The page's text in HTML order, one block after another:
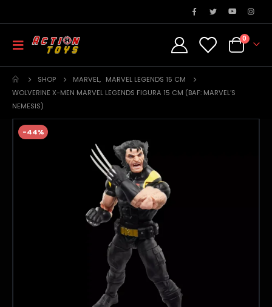
0
SHOP MARVEL, MARVEL LEGENDS 15 CM
WOLVERINE X-MEN MARVEL LEGENDS FIGURA 15 CM (BAF: MARVEL’S
NEMESIS)
-44%